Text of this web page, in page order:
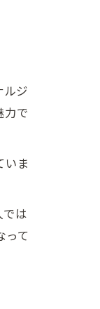
ルジ
力で
いま
は
って